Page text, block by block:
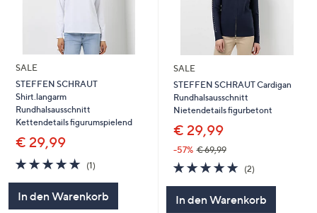
SALE
STEFFEN SCHRAUT
Shirt.langarm
Rundhalsausschnitt
Kettendetails figurumspielend
€ 29,99
5.0
von
(1)1
In den Warenkorb
SALE
STEFFEN SCHRAUT Cardigan
Rundhalsausschnitt
Nietendetails figurbetont
€ 29,99
-57% € 69,99
5.0
von
(2)2
In den Warenkorb